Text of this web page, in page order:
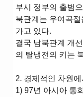
부시 정부의 출범
북관계는 우여곡
가고 있다.
결국 남북관계 개
의 탈냉전의 키는
2. 경제적인 차원에
1) 97년 아시아 통